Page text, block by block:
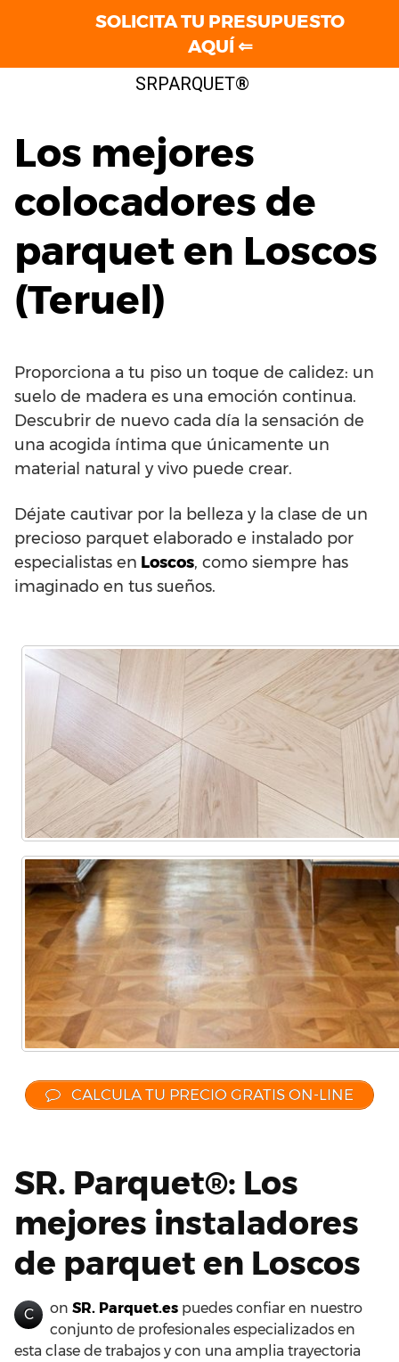
SRPARQUET®
Los mejores
colocadores de
parquet en Loscos
(Teruel)
Proporciona a tu piso un toque de calidez: un
suelo de madera es una emoción continua.
Descubrir de nuevo cada día la sensación de
una acogida íntima que únicamente un
material natural y vivo puede crear.
Déjate cautivar por la belleza y la clase de un
precioso parquet elaborado e instalado por
especialistas en Loscos, como siempre has
imaginado en tus sueños.
CALCULA TU PRECIO GRATIS ON-LINE
SR. Parquet®: Los
mejores instaladores
de parquet en Loscos
C on SR. Parquet.es puedes confiar en nuestro
conjunto de profesionales especializados en
esta clase de trabajos y con una amplia trayectoria
SOLICITA TU PRESUPUESTO
AQUÍ ⇐